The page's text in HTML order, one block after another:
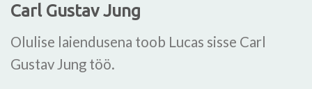
Carl Gustav Jung
Olulise laiendusena toob Lucas sisse Carl
Gustav Jung töö.